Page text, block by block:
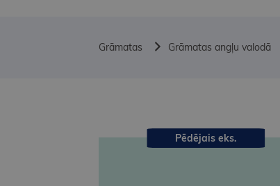
Grāmatas Grāmatas angļu valodā
Pēdējais eks.